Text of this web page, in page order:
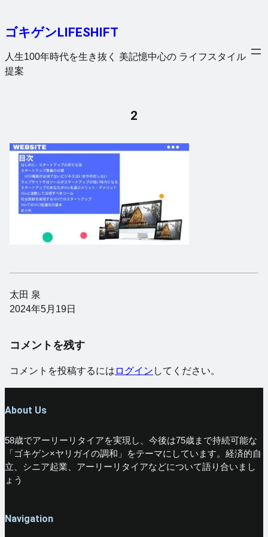
を
ス
キ
ゴキゲンLIFESHIFT
人生100年時代を生き抜く 美記憶中心の ライフスタイル
提案
2
太田 泉
2024年5月19日
コメントを残す
コメントを投稿するには ログイン してください。
About Us
58歳でアーリーリタイアを実現し、今後は75歳まで持続可能な
「ゴキゲン×ヤリガイの調和」をテーマにしています。経済的自
立、シニア起業、アーリーリタイアなどについて語り合いまし
ょう
Navigation